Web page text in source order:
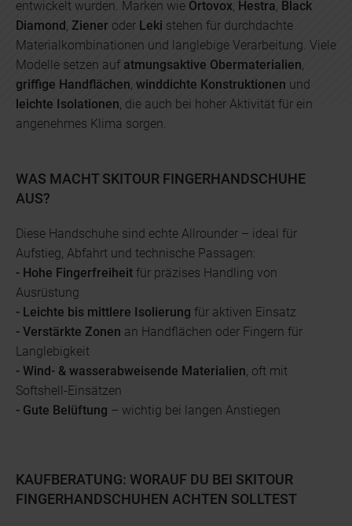
entwickelt wurden. Marken wie Ortovox, Hestra, Black
Diamond, Ziener oder Leki stehen für durchdachte
Materialkombinationen und langlebige Verarbeitung. Viele
Modelle setzen auf atmungsaktive Obermaterialien,
griffige Handflächen, winddichte Konstruktionen und
leichte Isolationen, die auch bei hoher Aktivität für ein
angenehmes Klima sorgen.
WAS MACHT SKITOUR FINGERHANDSCHUHE
AUS?
Diese Handschuhe sind echte Allrounder – ideal für
Aufstieg, Abfahrt und technische Passagen:
- Hohe Fingerfreiheit für präzises Handling von
Ausrüstung
- Leichte bis mittlere Isolierung für aktiven Einsatz
- Verstärkte Zonen an Handflächen oder Fingern für
Langlebigkeit
- Wind- & wasserabweisende Materialien, oft mit
Softshell-Einsätzen
- Gute Belüftung – wichtig bei langen Anstiegen
KAUFBERATUNG: WORAUF DU BEI SKITOUR
FINGERHANDSCHUHEN ACHTEN SOLLTEST